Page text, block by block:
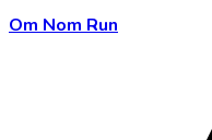
Om Nom Run